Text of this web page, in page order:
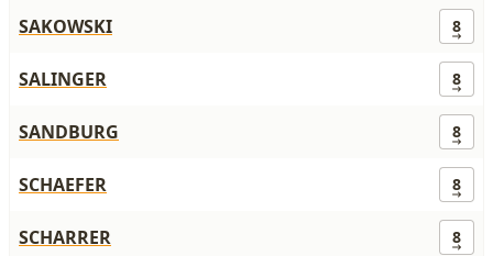
SAKOWSKI 8
SALINGER 8
SANDBURG 8
SCHAEFER 8
SCHARRER 8